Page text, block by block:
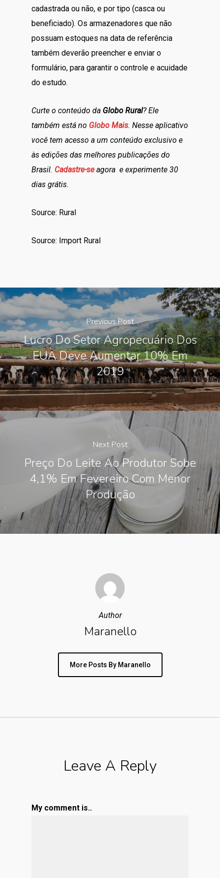
cadastrada ou não, e por tipo (casca ou
beneficiado). Os armazenadores que não
possuam estoques na data de referência
também deverão preencher e enviar o
formulário, para garantir o controle e acuidade
do estudo.
Curte o conteúdo da Globo Rural? Ele
também está no Globo Mais. Nesse aplicativo
você tem acesso a um conteúdo exclusivo e
às edições das melhores publicações do
Brasil. Cadastre-seagora e experimente 30
dias grátis.
Source: Rural
Source: Import Rural
Previous Post
Lucro Do Setor Agropecuário Dos
EUA Deve Aumentar 10% Em
2019
Next Post
Preço Do Leite Ao Produtor Sobe
4,1% Em Fevereiro Com Menor
Produção
Author
Maranello
More Posts By Maranello
Leave A Reply
My comment is..